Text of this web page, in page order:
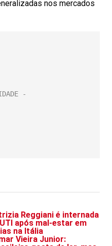
nos mercados